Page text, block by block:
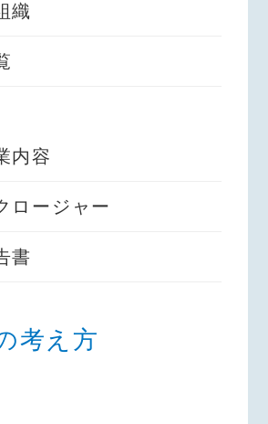
織
内容
ロージャー
書
考え方